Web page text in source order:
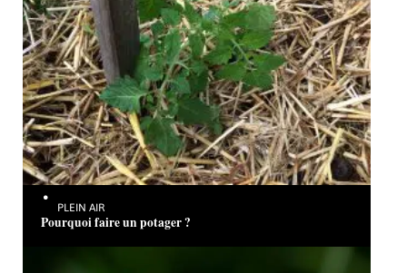
PLEIN AIR
Pourquoi faire un potager ?